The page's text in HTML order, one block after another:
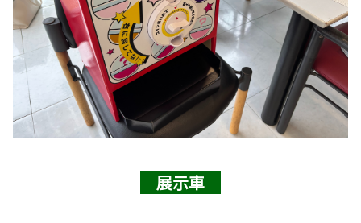
展示車